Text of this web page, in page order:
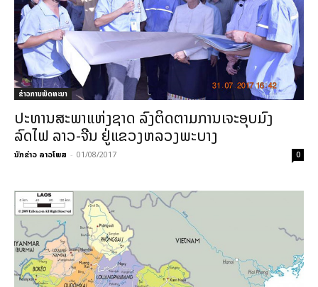
ຂ່າວການພັດທະນາ
ປະທານສະພາແຫ່ງຊາດ ລົງຕິດຕາມການເຈະອຸບມົງ
ລົດໄຟ ລາວ-ຈີນ ຢູ່ແຂວງຫລວງພະບາງ
ນັກຂ່າວ ລາວໂພສ - 01/08/2017 0